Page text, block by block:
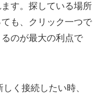
す。探している場所
も、クリック一つで
のが最大の利点で
く接続したい時、